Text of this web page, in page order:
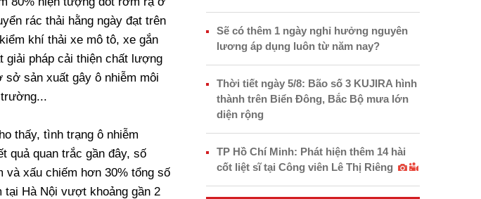
rác thải hằng ngày đạt trên
khí thải xe mô tô, xe gắn
giải pháp cải thiện chất lượng
sản xuất gây ô nhiễm môi
thấy, tình trạng ô nhiễm
quả quan trắc gần đây, số
xấu chiếm hơn 30% tổng số
tại Hà Nội vượt khoảng gần 2
Sẽ có thêm 1 ngày nghỉ hưởng nguyên
lương áp dụng luôn từ năm nay?
Thời tiết ngày 5/8: Bão số 3 KUJIRA hình
thành trên Biển Đông, Bắc Bộ mưa lớn
diện rộng
TP Hồ Chí Minh: Phát hiện thêm 14 hài
cốt liệt sĩ tại Công viên Lê Thị Riêng